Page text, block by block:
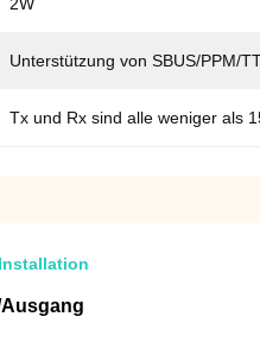
Unterstützung von SBUS/PPM/
Tx und Rx sind alle weniger als